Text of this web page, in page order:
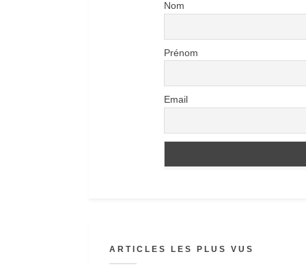
Nom
Prénom
Email
ARTICLES LES PLUS VUS